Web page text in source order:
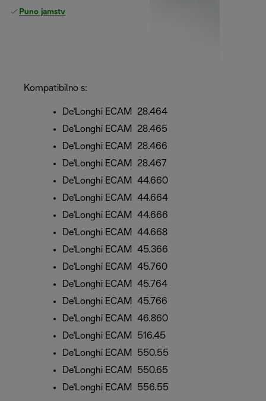
Puno jamstvo proizvođača
Kompatibilno s:
De'Longhi ECAM 28.464
De'Longhi ECAM 28.465
De'Longhi ECAM 28.466
De'Longhi ECAM 28.467
De'Longhi ECAM 44.660
De'Longhi ECAM 44.664
De'Longhi ECAM 44.666
De'Longhi ECAM 44.668
De'Longhi ECAM 45.366
De'Longhi ECAM 45.760
De'Longhi ECAM 45.764
De'Longhi ECAM 45.766
De'Longhi ECAM 46.860
De'Longhi ECAM 516.45
De'Longhi ECAM 550.55
De'Longhi ECAM 550.65
De'Longhi ECAM 556.55